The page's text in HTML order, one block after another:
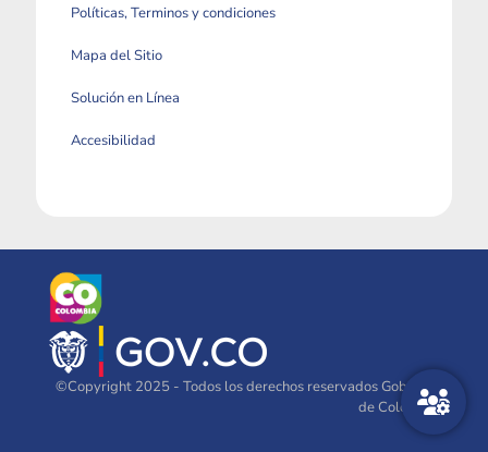
Políticas, Terminos y condiciones
Mapa del Sitio
Solución en Línea
Accesibilidad
©Copyright 2025 - Todos los derechos reservados Gobierno
de Colombia